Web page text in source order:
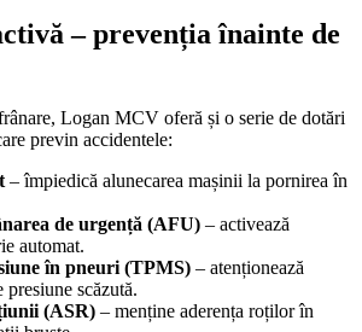
– prevenția înainte de
Logan MCV oferă și o serie de dotări
previn accidentele:
– împiedică alunecarea mașinii la pornirea în
de urgență (AFU) – activează
automat.
în pneuri (TPMS) – atenționează
scăzută.
(ASR) – menține aderența roților în